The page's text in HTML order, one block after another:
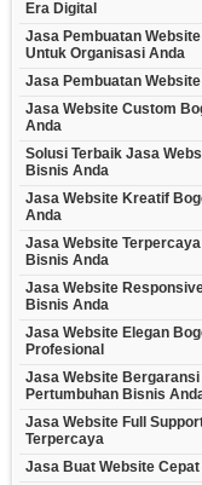
Era Digital
Jasa Pembuatan
Untuk Organisasi Anda
Jasa Pembuatan
Jasa Website Custom
Anda
Solusi Terbaik Jasa
Bisnis Anda
Jasa Website Kreatif
Anda
Jasa Website
Bisnis Anda
Jasa Website
Bisnis Anda
Jasa Website Elegan
Profesional
Jasa Website
Pertumbuhan Bisnis
Jasa Website Full
Terpercaya
Jasa Buat Website